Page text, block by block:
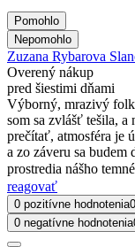
Pomohlo
Nepomohlo
Zuzana Rybarova
Overený nákup
pred šiestimi dňami
Výborný, mrazivý
som sa zvlášť tešila, a
prečítať, atmosféra je
a zo záveru sa
prostredia nášho
reagovať
0 pozitívne hodnotenia0
0 negatívne hodnotenia